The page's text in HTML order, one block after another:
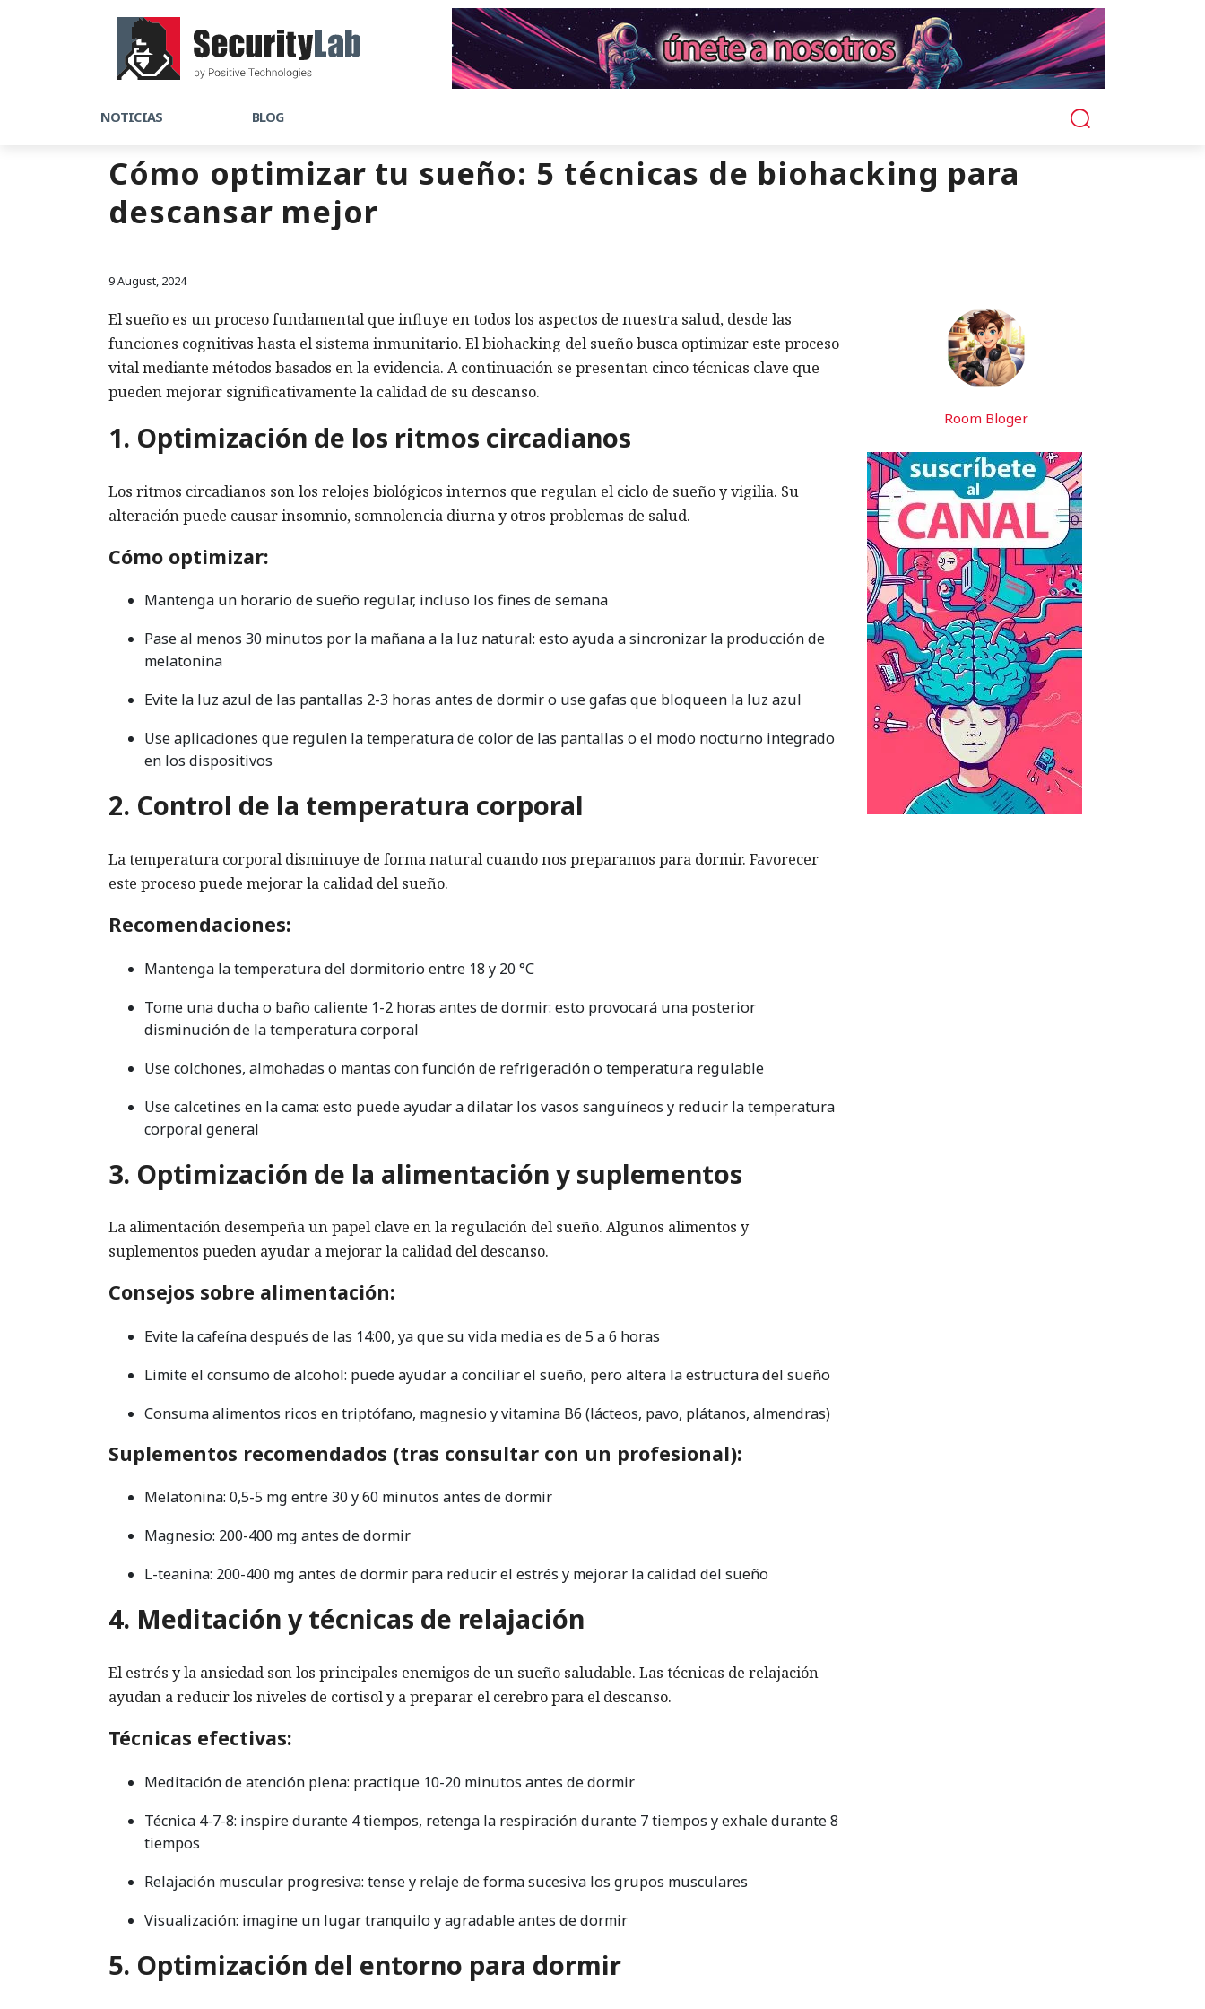
NOTICIAS BLOG
Cómo optimizar tu sueño: 5 técnicas de biohacking para
descansar mejor
9 August, 2024
El sueño es un proceso fundamental que influye en todos los aspectos de nuestra salud, desde las
funciones cognitivas hasta el sistema inmunitario. El biohacking del sueño busca optimizar este proceso
vital mediante métodos basados en la evidencia. A continuación se presentan cinco técnicas clave que
pueden mejorar significativamente la calidad de su descanso.
1. Optimización de los ritmos circadianos
Los ritmos circadianos son los relojes biológicos internos que regulan el ciclo de sueño y vigilia. Su
alteración puede causar insomnio, somnolencia diurna y otros problemas de salud.
Cómo optimizar:
Mantenga un horario de sueño regular, incluso los fines de semana
Pase al menos 30 minutos por la mañana a la luz natural: esto ayuda a sincronizar la producción de
melatonina
Evite la luz azul de las pantallas 2-3 horas antes de dormir o use gafas que bloqueen la luz azul
Use aplicaciones que regulen la temperatura de color de las pantallas o el modo nocturno integrado
en los dispositivos
2. Control de la temperatura corporal
La temperatura corporal disminuye de forma natural cuando nos preparamos para dormir. Favorecer
este proceso puede mejorar la calidad del sueño.
Recomendaciones:
Mantenga la temperatura del dormitorio entre 18 y 20 °C
Tome una ducha o baño caliente 1-2 horas antes de dormir: esto provocará una posterior
disminución de la temperatura corporal
Use colchones, almohadas o mantas con función de refrigeración o temperatura regulable
Use calcetines en la cama: esto puede ayudar a dilatar los vasos sanguíneos y reducir la temperatura
corporal general
3. Optimización de la alimentación y suplementos
La alimentación desempeña un papel clave en la regulación del sueño. Algunos alimentos y
suplementos pueden ayudar a mejorar la calidad del descanso.
Consejos sobre alimentación:
Evite la cafeína después de las 14:00, ya que su vida media es de 5 a 6 horas
Limite el consumo de alcohol: puede ayudar a conciliar el sueño, pero altera la estructura del sueño
Consuma alimentos ricos en triptófano, magnesio y vitamina B6 (lácteos, pavo, plátanos, almendras)
Suplementos recomendados (tras consultar con un profesional):
Melatonina: 0,5-5 mg entre 30 y 60 minutos antes de dormir
Magnesio: 200-400 mg antes de dormir
L-teanina: 200-400 mg antes de dormir para reducir el estrés y mejorar la calidad del sueño
4. Meditación y técnicas de relajación
El estrés y la ansiedad son los principales enemigos de un sueño saludable. Las técnicas de relajación
ayudan a reducir los niveles de cortisol y a preparar el cerebro para el descanso.
Técnicas efectivas:
Meditación de atención plena: practique 10-20 minutos antes de dormir
Técnica 4-7-8: inspire durante 4 tiempos, retenga la respiración durante 7 tiempos y exhale durante 8
tiempos
Relajación muscular progresiva: tense y relaje de forma sucesiva los grupos musculares
Visualización: imagine un lugar tranquilo y agradable antes de dormir
5. Optimización del entorno para dormir
Room Bloger